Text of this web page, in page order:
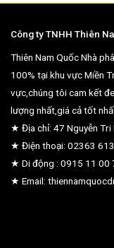
Công ty TNHH Thiên
Thiên Nam Quốc Nhà
100% tại khu vực Miền
vực,chúng tôi cam kết
lượng nhất,giá cả tốt
★ Địa chỉ: 47 Nguyễn Tri
★ Điện thoại: 02363
★ Di động : 0915 11 00
★ Email: